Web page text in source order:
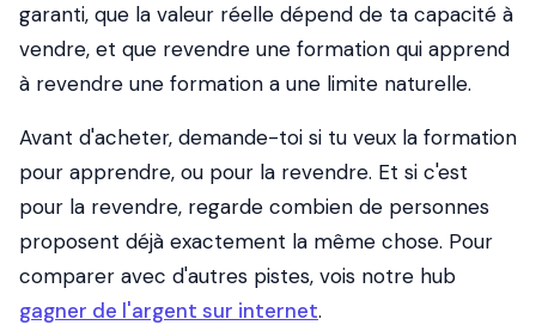
garanti, que la valeur réelle dépend de ta capacité à
vendre, et que revendre une formation qui apprend
à revendre une formation a une limite naturelle.
Avant d'acheter, demande-toi si tu veux la formation
pour apprendre, ou pour la revendre. Et si c'est
pour la revendre, regarde combien de personnes
proposent déjà exactement la même chose. Pour
comparer avec d'autres pistes, vois notre hub
gagner de l'argent sur internet.